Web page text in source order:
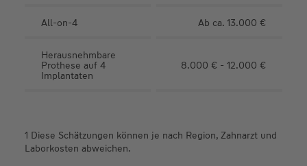
All-on-4 Ab ca. 13.000 €
Herausnehmbare
Prothese auf 4
Implantaten
8.000 € - 12.000 €
1 Diese Schätzungen können je nach Region, Zahnarzt und
Laborkosten abweichen.